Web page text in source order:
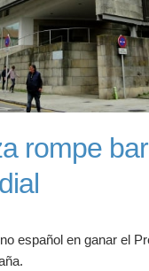
rompe
español en ganar el